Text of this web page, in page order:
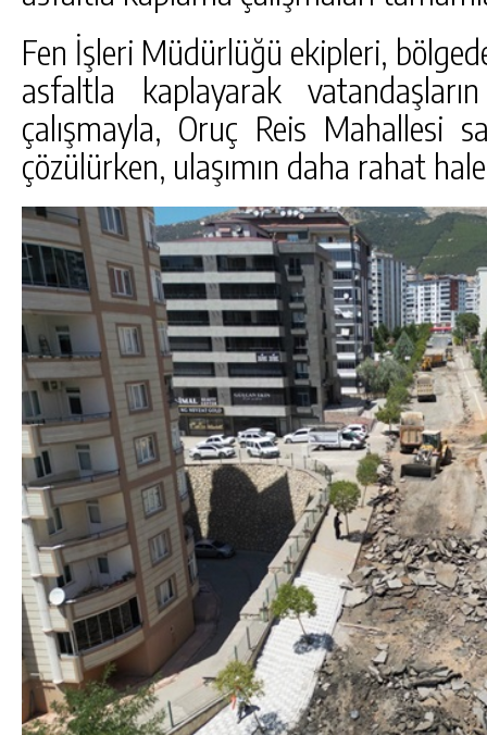
Fen İşleri Müdürlüğü ekipleri,
asfaltla kaplayarak
çalışmayla, Oruç Reis Mahallesi
çözülürken, ulaşımın daha rahat